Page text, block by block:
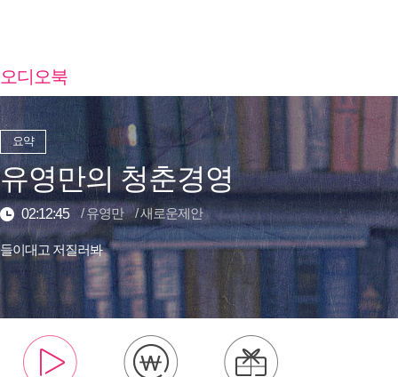
오디오북
요약
유영만의 청춘경영
02:12:45 /유영만 /새로운제안
들이대고 저질러봐